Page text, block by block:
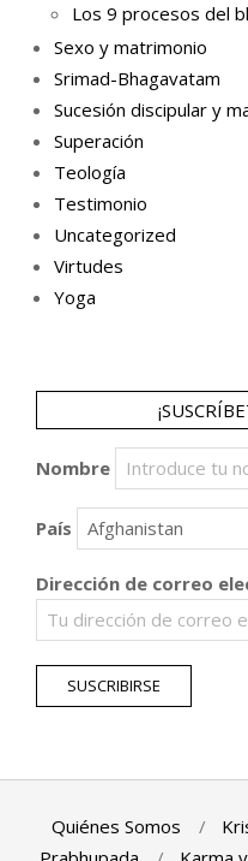
Los 9 procesos del
Sexo y matrimonio
Srimad-Bhagavatam
Sucesión discipular y
Superación
Teología
Testimonio
Uncategorized
Virtudes
Yoga
Nombre
País
Dirección de correo
Quiénes Somos